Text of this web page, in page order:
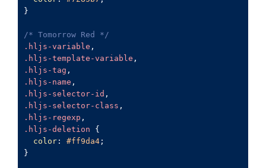
}
/* Tomorrow Red */
.hljs-variable
.hljs-template-variable
.hljs-tag
.hljs-name
.hljs-selector-id
.hljs-selector-class
.hljs-regexp
.hljs-deletion {
color : #ff9da4 ;
}